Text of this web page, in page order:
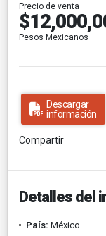
Precio de venta
Pesos Mexicanos
Descargar
información
Compartir
Detalles del
País: México